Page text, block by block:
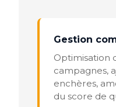
Gestion
Optimisation
campagnes,
enchères,
du score de